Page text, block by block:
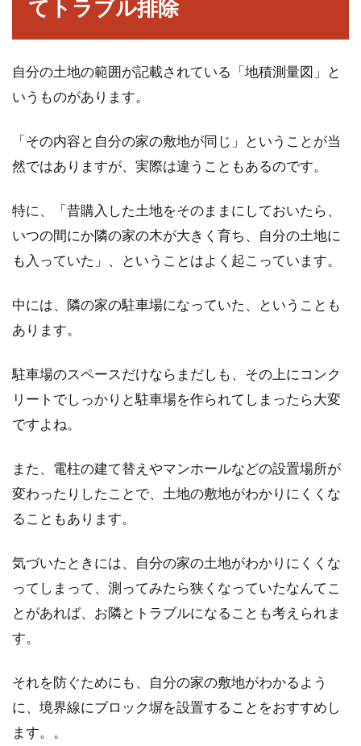
日常で自分の住所を書いたり答えたりする場面
なア...
う！簡単DIY術のご紹介！
る、もしくは道路からの目線が気になるという
家族の命を守る「擁壁」コンクリー
壁（ようへき）」を作らなくてはならない場合
です。「...
地目が原野の土地に建築したい！気
になる注意ポイント
地目があります。中でも原野は、その位置づけ
を詳しく...
わる地目変更を徹底解説
てトラブル排除
自分の土地の範囲が記載されている「地積測量図」と
いうものがあります。
「その内容と自分の家の敷地が同じ」ということが当
然ではありますが、実際は違うこともあるのです。
特に、「昔購入した土地をそのままにしておいたら、
いつの間にか隣の家の木が大きく育ち、自分の土地に
も入っていた」、ということはよく起こっています。
中には、隣の家の駐車場になっていた、ということも
あります。
駐車場のスペースだけならまだしも、その上にコンク
リートでしっかりと駐車場を作られてしまったら大変
ですよね。
また、電柱の建て替えやマンホールなどの設置場所が
変わったりしたことで、土地の敷地がわかりにくくな
ることもあります。
気づいたときには、自分の家の土地がわかりにくくな
ってしまって、測ってみたら狭くなっていたなんてこ
とがあれば、お隣とトラブルになることも考えられま
す。
それを防ぐためにも、自分の家の敷地がわかるよう
に、境界線にブロック塀を設置することをおすすめし
ます。。